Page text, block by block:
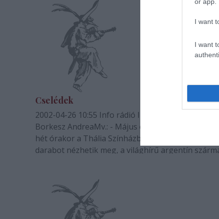
I want
I want
Cselédek
2002-04-26 10:55 Info rádió Info rádió - Hírek Riporter
Borkesz AndreaMv.: - Május elsején és másodikán
hét órakor a Thália Színházban a Cselédek című
darabot nézhetik meg, a világhírű argentín